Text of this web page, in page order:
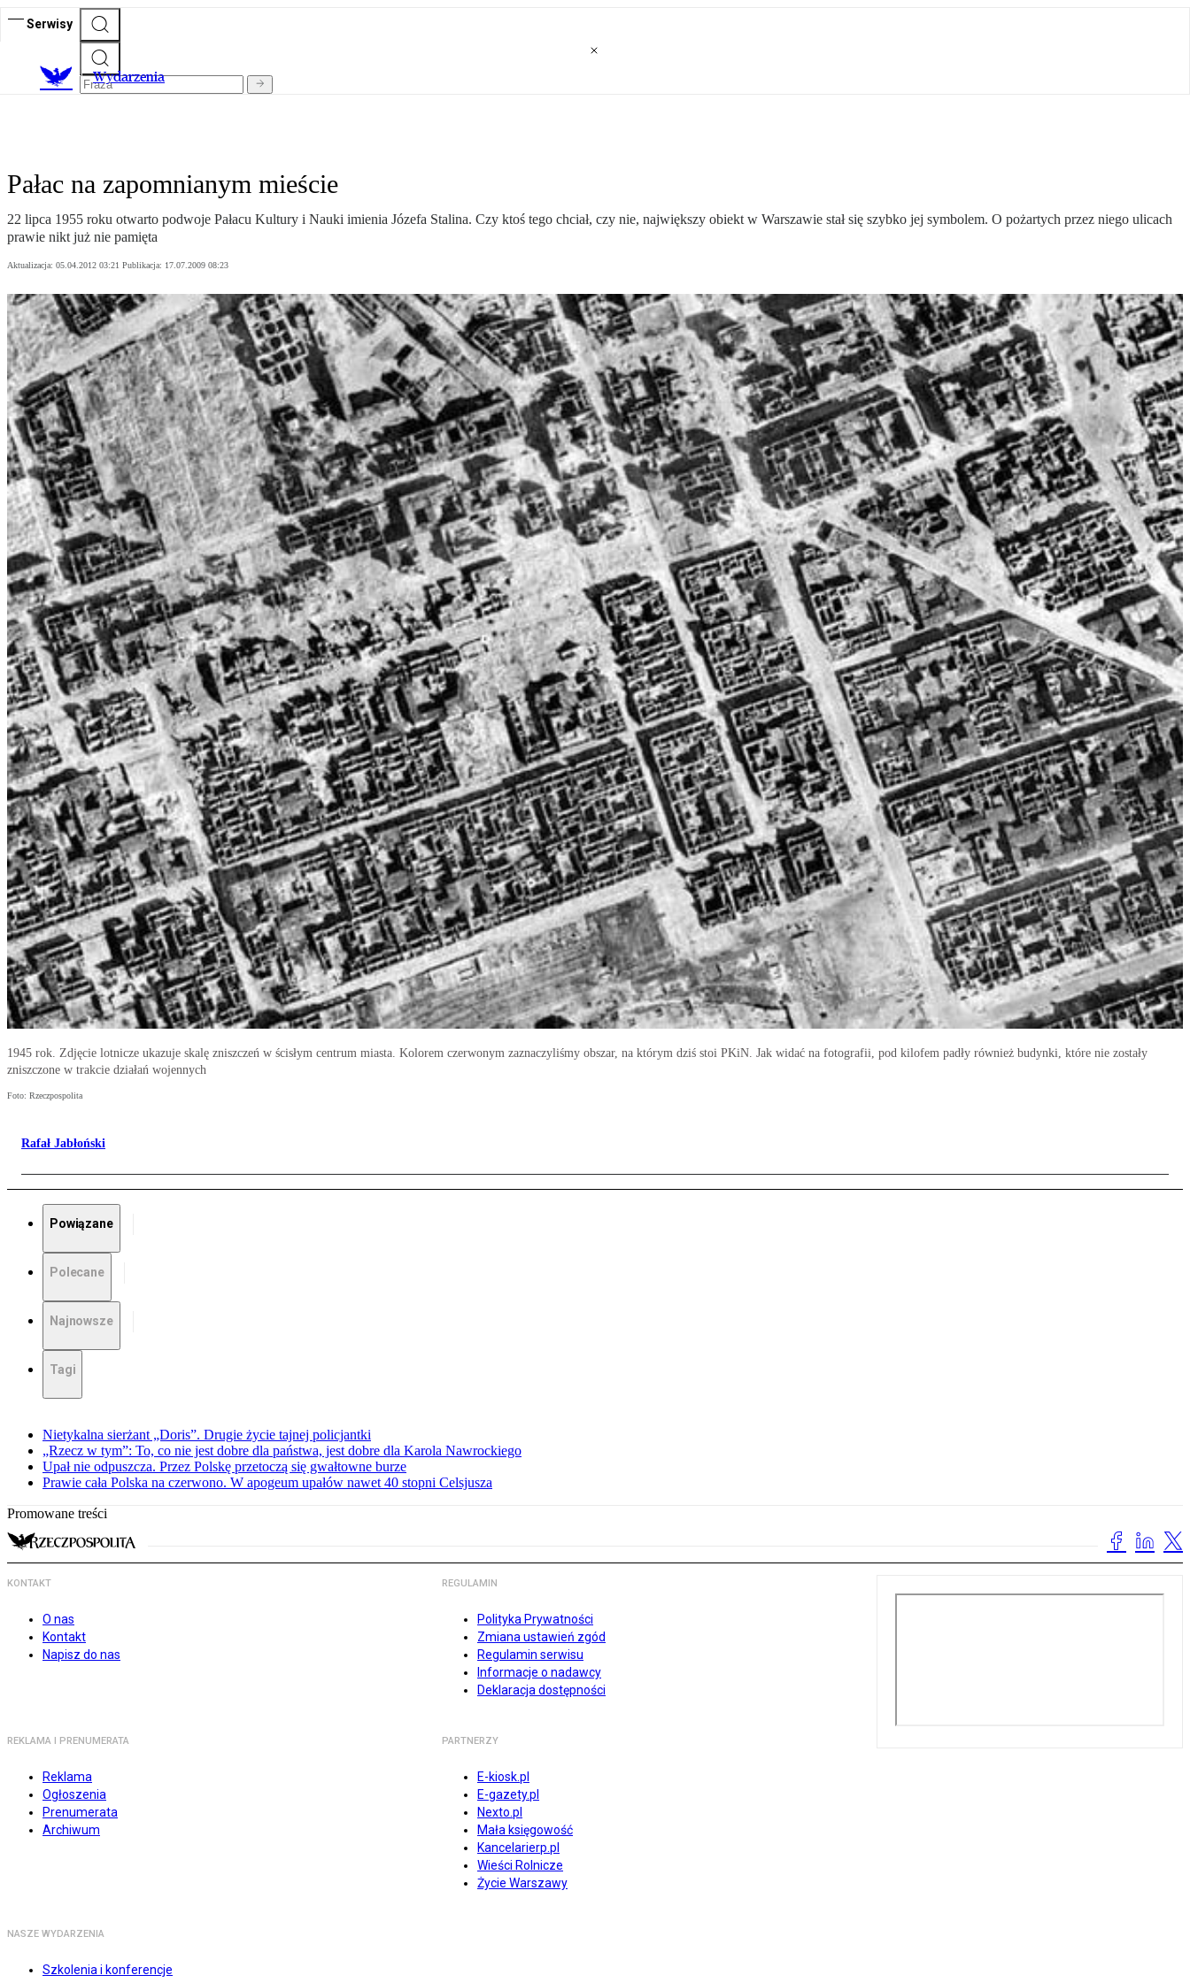
Serwisy
Wydarzenia
Pałac na zapomnianym mieście
22 lipca 1955 roku otwarto podwoje Pałacu Kultury i Nauki imienia Józefa Stalina. Czy ktoś tego chciał, czy nie, największy obiekt w Warszawie stał się szybko jej symbolem. O pożartych przez niego ulicach
prawie nikt już nie pamięta
Aktualizacja: 05.04.2012 03:21 Publikacja: 17.07.2009 08:23
1945 rok. Zdjęcie lotnicze ukazuje skalę zniszczeń w ścisłym centrum miasta. Kolorem czerwonym zaznaczyliśmy obszar, na którym dziś stoi PKiN. Jak widać na fotografii, pod kilofem padły również budynki, które nie zostały
zniszczone w trakcie działań wojennych
Foto: Rzeczpospolita
Rafał Jabłoński
Powiązane
Polecane
Najnowsze
Tagi
Nietykalna sierżant „Doris”. Drugie życie tajnej policjantki
„Rzecz w tym”: To, co nie jest dobre dla państwa, jest dobre dla Karola Nawrockiego
Upał nie odpuszcza. Przez Polskę przetoczą się gwałtowne burze
Prawie cała Polska na czerwono. W apogeum upałów nawet 40 stopni Celsjusza
Promowane treści
KONTAKT
O nas
Kontakt
Napisz do nas
REGULAMIN
Polityka Prywatności
Zmiana ustawień zgód
Regulamin serwisu
Informacje o nadawcy
Deklaracja dostępności
REKLAMA I PRENUMERATA
Reklama
Ogłoszenia
Prenumerata
Archiwum
PARTNERZY
E-kiosk.pl
E-gazety.pl
Nexto.pl
Mała księgowość
Kancelarierp.pl
Wieści Rolnicze
Życie Warszawy
NASZE WYDARZENIA
Szkolenia i konferencje